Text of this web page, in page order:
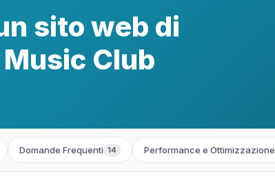
sito web di
Club
Domande Frequenti 14 Performance e Ottimizzazione